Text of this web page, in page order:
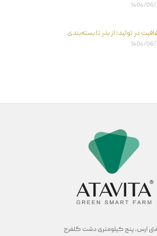
1404/06/
در تولید؛ از بذر تا بسته‌بندی
1404/06/
ارس, پنج کیلومتری دشت گلفرج